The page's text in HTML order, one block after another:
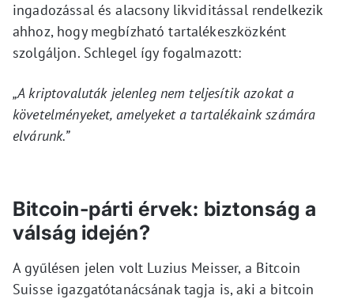
ingadozással és alacsony likviditással rendelkezik
ahhoz, hogy megbízható tartalékeszközként
szolgáljon. Schlegel így fogalmazott:
„A kriptovaluták jelenleg nem teljesítik azokat a
követelményeket, amelyeket a tartalékaink számára
elvárunk.”
Bitcoin-párti érvek: biztonság a
válság idején?
A gyűlésen jelen volt Luzius Meisser, a Bitcoin
Suisse igazgatótanácsának tagja is, aki a bitcoin